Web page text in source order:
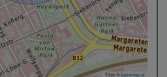
Tiles ©basemap.at